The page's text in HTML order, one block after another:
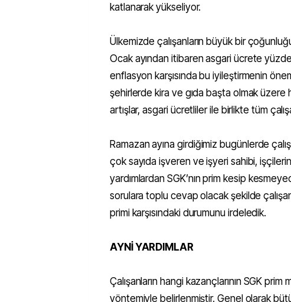
katlanarak yükseliyor.
Ülkemizde çalışanların büyük bir
Ocak ayından itibaren asgari ücrete yüzde
enflasyon karşısında bu iyileştirmenin
şehirlerde kira ve gıda başta olmak
artışlar, asgari ücretliler ile birlikte tüm
Ramazan ayına girdiğimiz bugünlerde
çok sayıda işveren ve işyeri sahibi,
yardımlardan SGK’nın prim kesip
sorulara toplu cevap olacak şekilde
primi karşısındaki durumunu irdeledik.
AYNİ YARDIMLAR
Çalışanların hangi kazançlarının SGK
yöntemiyle belirlenmiştir. Genel olarak